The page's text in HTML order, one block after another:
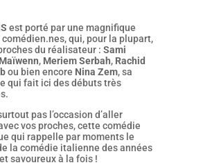
est porté par une magnifique
qui, pour la plupart,
du réalisateur : Sami
Maïwenn, Meriem Serbah, Rachid
ou bien encore Nina Zem, sa
qui fait ici des débuts très
pas l’occasion d’aller
vos proches, cette comédie
qui rappelle par moments le
la comédie italienne des années
savoureux à la fois !